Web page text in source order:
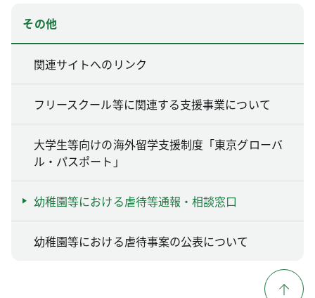
その他
関連サイトへのリンク
フリースクール等に関連する支援事業について
大学生等向けの海外留学支援制度「東京グローバ
ル・パスポート」
幼稚園等における虐待等通報・相談窓口
幼稚園等における虐待事案の公表について